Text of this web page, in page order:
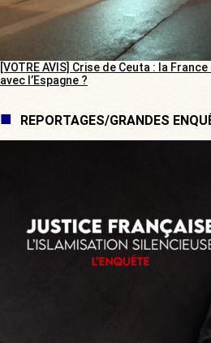
[VOTRE AVIS] Crise de Ceuta : la
avec l’Espagne ?
REPORTAGES/GRANDES